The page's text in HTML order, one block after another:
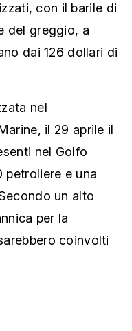
con il barile di
del greggio, a
dai 126 dollari di
nel
il 29 aprile il
nel Golfo
petroliere e una
un alto
per la
coinvolti